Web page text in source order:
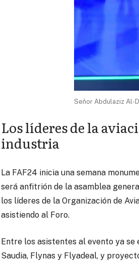
Señor Abdulaziz Al-
Los líderes de la
industria
La FAF24 inicia una semana
será anfitrión de la asamblea
los líderes de la Organización de
asistiendo al Foro.
Entre los asistentes al evento ya
Saudia, Flynas y Flyadeal, y